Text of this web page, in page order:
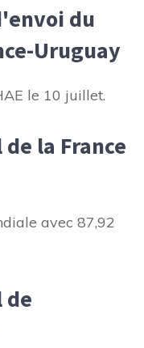
du
Uruguay
le 10 juillet.
la France
avec 87,92
de